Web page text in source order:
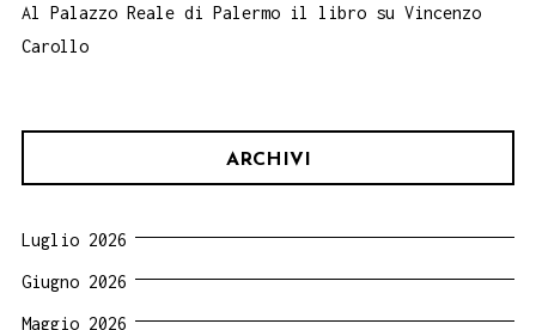
Al Palazzo Reale di Palermo il libro su Vincenzo
Carollo
ARCHIVI
Luglio 2026
Giugno 2026
Maggio 2026